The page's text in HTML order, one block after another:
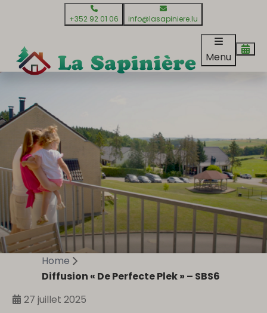
+352 92 01 06 info@lasapiniere.lu
Menu
Home
Diffusion « De Perfecte Plek » – SBS6
27 juillet 2025